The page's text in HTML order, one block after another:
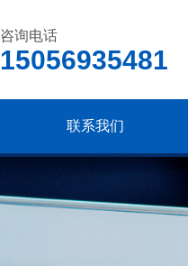
咨询电话
15056935481
联系我们